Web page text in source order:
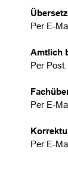
Per E-
Amtlich
Per Post.
Per E-
Per E-